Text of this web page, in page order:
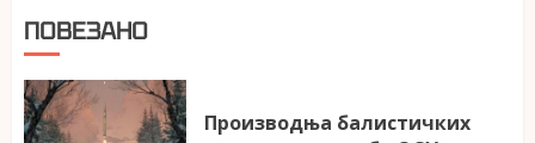
ПОВЕЗАНО
Производња балистичких